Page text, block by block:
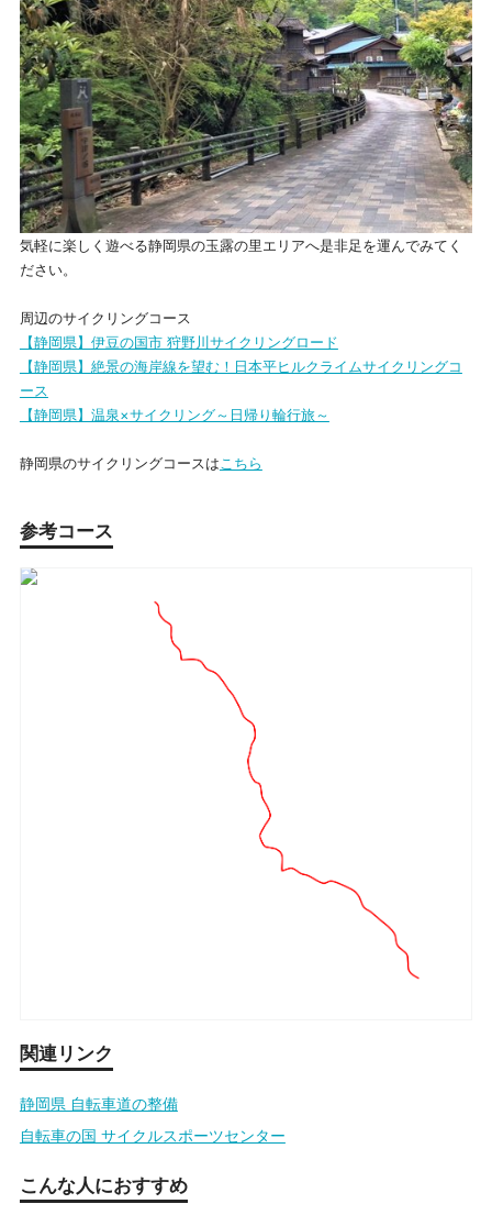
気軽に楽しく遊べる静岡県の玉露の里エリアへ是非足を運んでみてく
ださい。
周辺のサイクリングコース
【静岡県】伊豆の国市 狩野川サイクリングロード
【静岡県】絶景の海岸線を望む！日本平ヒルクライムサイクリングコ
ース
【静岡県】温泉×サイクリング～日帰り輪行旅～
静岡県のサイクリングコースは こちら
参考コース
関連リンク
静岡県 自転車道の整備
自転車の国 サイクルスポーツセンター
こんな人におすすめ